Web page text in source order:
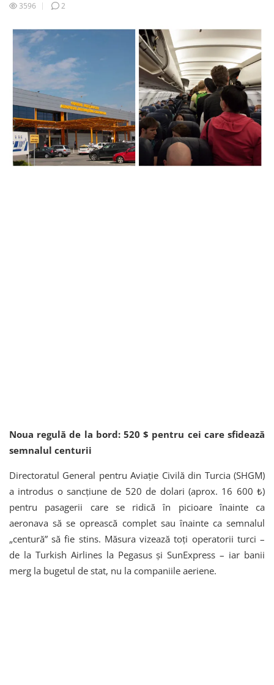
3596
2
Noua regulă de la bord: 520 $ pentru cei care sfidează
semnalul centurii
Directoratul General pentru Aviație Civilă din Turcia (SHGM)
a introdus o sancțiune de 520 de dolari (aprox. 16 600 ₺)
pentru pasagerii care se ridică în picioare înainte ca
aeronava să se oprească complet sau înainte ca semnalul
„centură” să fie stins. Măsura vizează toți operatorii turci –
de la Turkish Airlines la Pegasus și SunExpress – iar banii
merg la bugetul de stat, nu la companiile aeriene.